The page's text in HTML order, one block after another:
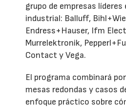
grupo de empresas
industrial: Balluff,
Endress+Hauser, Ifm
Murrelektronik,
Contact y Vega.
El programa combinará
mesas redondas y casos
enfoque práctico sobre